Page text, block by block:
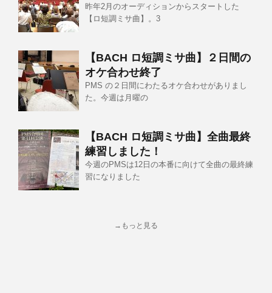
昨年2月のオーディションからスタートした
【ロ短調ミサ曲】。3
【BACH ロ短調ミサ曲】２日間の
オケ合わせ終了
PMS の２日間にわたるオケ合わせがありまし
た。今週は月曜の
【BACH ロ短調ミサ曲】全曲最終
練習しました！
今週のPMSは12日の本番に向けて全曲の最終練
習になりました
→もっと見る